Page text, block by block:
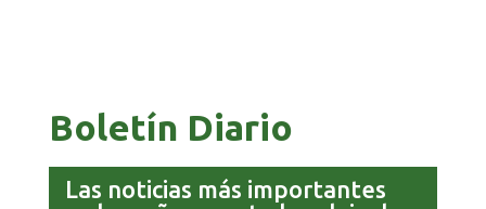
Boletín Diario
Las noticias más importantes